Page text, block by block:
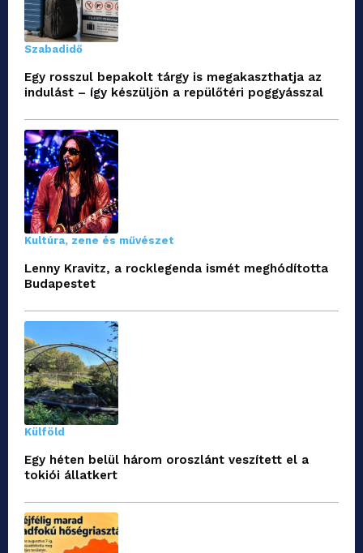
Szabadidő
Egy rosszul bepakolt tárgy is megakaszthatja az
indulást – így készüljön a repülőtéri poggyásszal
Kultúra, zene és művészet
Lenny Kravitz, a rocklegenda ismét meghódította
Budapestet
Külföld
Egy héten belül három oroszlánt veszített el a
tokiói állatkert